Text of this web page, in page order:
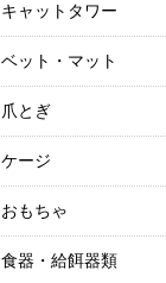
キャットタワー
ベット・マット
爪とぎ
ケージ
おもちゃ
食器・給餌器類